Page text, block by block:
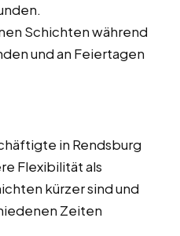
Schichten während
und an Feiertagen
in Rendsburg
Flexibilität als
kürzer sind und
Zeiten